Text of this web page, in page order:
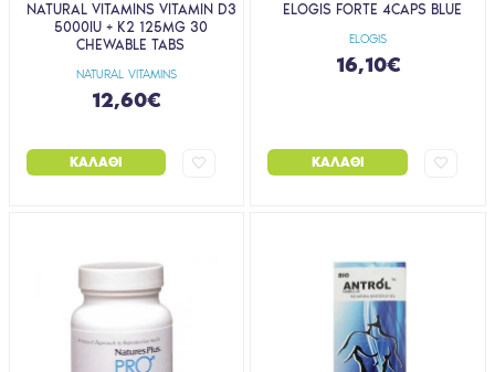
NATURAL VITAMINS
NATURAL VITAMINS VITAMIN D3
5000IU + K2 125ΜG 30
CHEWABLE TABS
12,60€
ΚΑΛΆΘΙ
ELOGIS
ELOGIS FORTE 4CAPS BLUE
16,10€
ΚΑΛΆΘΙ